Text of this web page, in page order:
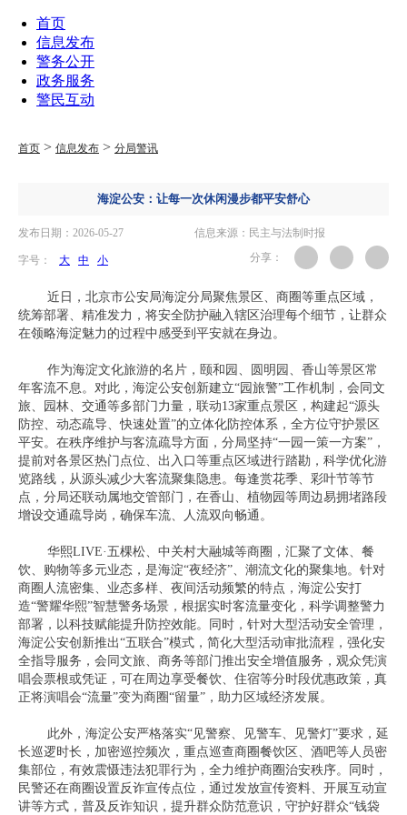
首页
信息发布
警务公开
政务服务
警民互动
首页 > 信息发布 > 分局警讯
海淀公安：让每一次休闲漫步都平安舒心
发布日期：2026-05-27 信息来源：民主与法制时报
字号： 大 中 小 分享：
近日，北京市公安局海淀分局聚焦景区、商圈等重点区域，
统筹部署、精准发力，将安全防护融入辖区治理每个细节，让群众
在领略海淀魅力的过程中感受到平安就在身边。
作为海淀文化旅游的名片，颐和园、圆明园、香山等景区常
年客流不息。对此，海淀公安创新建立“园旅警”工作机制，会同文
旅、园林、交通等多部门力量，联动13家重点景区，构建起“源头
防控、动态疏导、快速处置”的立体化防控体系，全方位守护景区
平安。在秩序维护与客流疏导方面，分局坚持“一园一策一方案”，
提前对各景区热门点位、出入口等重点区域进行踏勘，科学优化游
览路线，从源头减少大客流聚集隐患。每逢赏花季、彩叶节等节
点，分局还联动属地交管部门，在香山、植物园等周边易拥堵路段
增设交通疏导岗，确保车流、人流双向畅通。
华熙LIVE·五棵松、中关村大融城等商圈，汇聚了文体、餐
饮、购物等多元业态，是海淀“夜经济”、潮流文化的聚集地。针对
商圈人流密集、业态多样、夜间活动频繁的特点，海淀公安打
造“警耀华熙”智慧警务场景，根据实时客流量变化，科学调整警力
部署，以科技赋能提升防控效能。同时，针对大型活动安全管理，
海淀公安创新推出“五联合”模式，简化大型活动审批流程，强化安
全指导服务，会同文旅、商务等部门推出安全增值服务，观众凭演
唱会票根或凭证，可在周边享受餐饮、住宿等分时段优惠政策，真
正将演唱会“流量”变为商圈“留量”，助力区域经济发展。
此外，海淀公安严格落实“见警察、见警车、见警灯”要求，延
长巡逻时长，加密巡控频次，重点巡查商圈餐饮区、酒吧等人员密
集部位，有效震慑违法犯罪行为，全力维护商圈治安秩序。同时，
民警还在商圈设置反诈宣传点位，通过发放宣传资料、开展互动宣
讲等方式，普及反诈知识，提升群众防范意识，守护好群众“钱袋